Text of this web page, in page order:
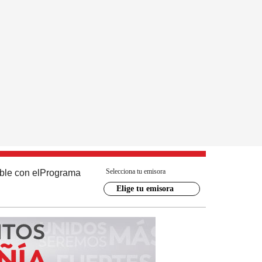
con el Programa Selecciona tu emisora
Elige tu emisora